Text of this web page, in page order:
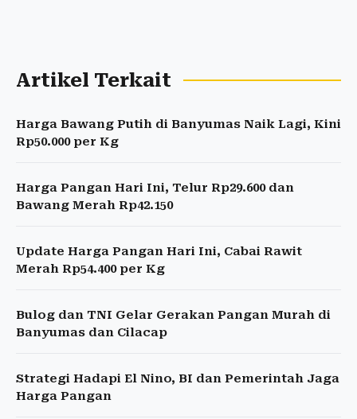
Artikel Terkait
Harga Bawang Putih di Banyumas Naik Lagi, Kini
Rp50.000 per Kg
Harga Pangan Hari Ini, Telur Rp29.600 dan
Bawang Merah Rp42.150
Update Harga Pangan Hari Ini, Cabai Rawit
Merah Rp54.400 per Kg
Bulog dan TNI Gelar Gerakan Pangan Murah di
Banyumas dan Cilacap
Strategi Hadapi El Nino, BI dan Pemerintah Jaga
Harga Pangan